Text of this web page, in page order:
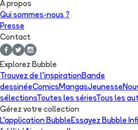
A propos
Qui sommes-nous ?
Presse
Contact
Explorez Bubble
Trouvez de l'inspirationBande
dessinéeComicsMangasJeunesse
sélectionsToutes les sériesTous les
Gérez votre collection
L'application BubbleEssayez Bubble